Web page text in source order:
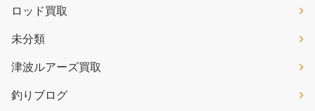
ロッド買取
未分類
津波ルアーズ買取
釣りブログ